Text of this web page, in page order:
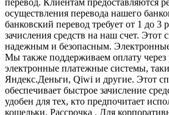
осуществления перевода нашего
банковский перевод требует от 1 до 3
зачисления средств на наш счет. Этот
надежным и безопасным.
Мы также поддерживаем оплату через
электронные платежные системы,
Яндекс.Деньги, Qiwi и другие. Этот
обеспечивает быстрое зачисление
удобен для тех, кто предпочитает
кошельки. Рассрочка . Для